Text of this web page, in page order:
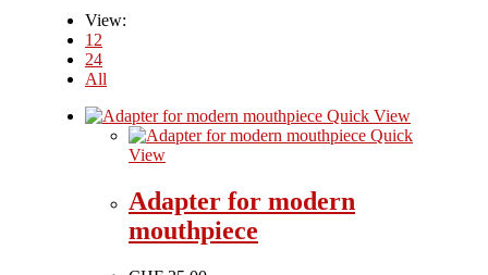
View:
12
24
All
Quick View
Quick
View
Adapter for modern
mouthpiece